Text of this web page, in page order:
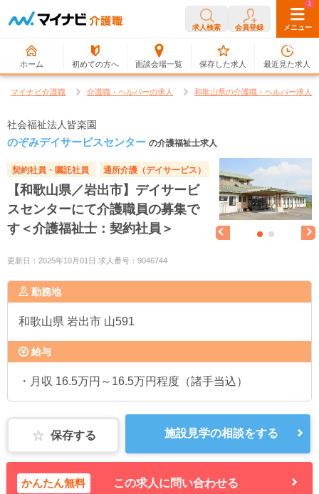
求人検索 会員登録 メニュー
ホーム 初めての方へ 面談会場一覧
0
保存した求人
1
最近見た求人
マイナビ介護職 介護職・ヘルパーの求人 和歌山県の介護職・ヘルパー求人
社会福祉法人皆楽園
のぞみデイサービスセンター の介護福祉士求人
契約社員・嘱託社員 通所介護（デイサービス）
【和歌山県／岩出市】デイサービ
スセンターにて介護職員の募集で
す＜介護福祉士：契約社員＞
更新日：2025年10月01日 求人番号：9046744
勤務地
和歌山県 岩出市 山591
給与
・月収 16.5万円～16.5万円程度（諸手当込）
保存する 施設見学の相談をする
かんたん無料 この求人に問い合わせる